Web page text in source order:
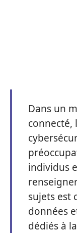
Dans un
connecté,
individus
sujets est
données
dédiés à